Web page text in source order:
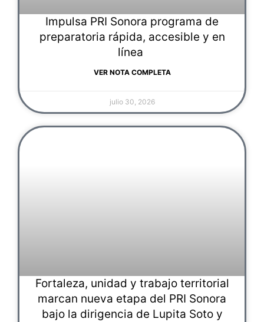
Impulsa PRI Sonora programa de
preparatoria rápida, accesible y en
línea
VER NOTA COMPLETA
julio 30, 2026
Fortaleza, unidad y trabajo territorial
marcan nueva etapa del PRI Sonora
bajo la dirigencia de Lupita Soto y